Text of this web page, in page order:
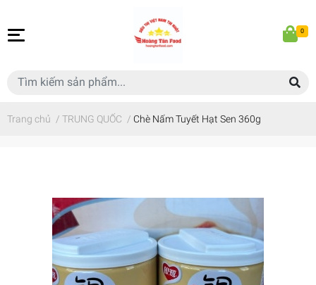
0
Trang chủ / TRUNG QUỐC / Chè Nấm Tuyết Hạt Sen 360g